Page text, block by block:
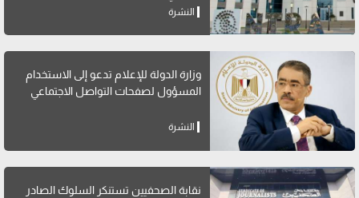
النشرة
وزارة الدولة للإعلام تدعو إلى الاستخدام
المسؤول لصفحات التواصل الاجتماعي
النشرة
نقابة الصحفيين تستنكر السلوك الصادر